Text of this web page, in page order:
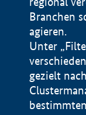
Branchen
agieren.
Unter
gezielt
Impressum
Datenschutzerklärung
BMWE, 2026 ©
100 km ©